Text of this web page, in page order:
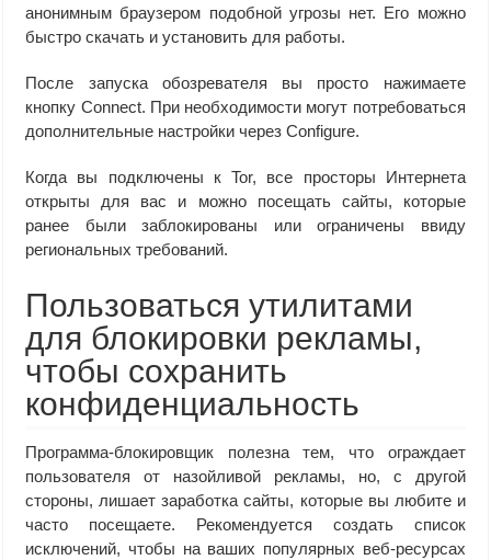
анонимным браузером подобной угрозы нет. Его можно
быстро скачать и установить для работы.
После запуска обозревателя вы просто нажимаете
кнопку Connect. При необходимости могут потребоваться
дополнительные настройки через Configure.
Когда вы подключены к Tor, все просторы Интернета
открыты для вас и можно посещать сайты, которые
ранее были заблокированы или ограничены ввиду
региональных требований.
Пользоваться утилитами
для блокировки рекламы,
чтобы сохранить
конфиденциальность
Программа-блокировщик полезна тем, что ограждает
пользователя от назойливой рекламы, но, с другой
стороны, лишает заработка сайты, которые вы любите и
часто посещаете. Рекомендуется создать список
исключений, чтобы на ваших популярных веб-ресурсах